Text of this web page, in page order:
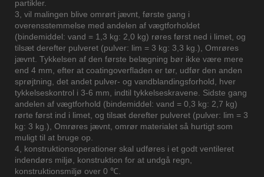
partikler.
3, vil malingen blive omrørt jævnt, første gang i
overensstemmelse med andelen af ​​vægtforholdet
(bindemiddel: vand = 1,3 kg: 2,0 kg) røres først ned i limet, og
tilsæt derefter pulveret (pulver: lim = 3 kg: 3,3 kg.), Omrøres
jævnt. Tykkelsen af ​​den første belægning bør ikke være mere
end 4 mm, efter at coatingoverfladen er tør, udfør den anden
sprøjtning, det andet pulver- og vandblandingsforhold, hver
tykkelseskontrol i 3-6 mm, indtil tykkelseskravene. Sidste gang
andelen af ​​vægtforhold (bindemiddel: vand = 0,3 kg: 2,7 kg)
rørte først ind i limet, og tilsæt derefter pulveret (pulver: lim = 3
kg: 3 kg.), Omrøres jævnt, omrør materialet så hurtigt som
muligt til at bruge op.
4, konstruktionsoperationer skal udføres i et godt ventileret
indendørs miljø, konstruktion for at undgå regn,
konstruktionsmiljø over 0 ℃.